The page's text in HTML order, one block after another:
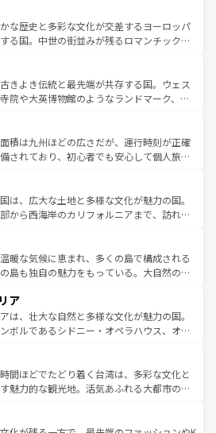
って風土や気候が異なるスペインはその個
性で訪れる人を魅了する。 なお、新着のスペイン情報は コ
を参照してほしい。
が詰まっている。華麗な宮殿、歴史的な大
ーチ、そして豊かな自然が、訪れる者を心
また、フランスは美食の国としても知ら
ンの発祥地であるランス、プロヴァンスの
ダー畑など、多彩な楽しみ方が可能だ。さ
の地域にも魅力が溢れており、どの街角に
運ぶとそれぞれで全く異なる文化を体験で
きるだろう。 なお、新着のフランス情報はコンテンツ一覧
い。
な歴史と多彩な文化が交差するヨーロッパ
る国。中世の街並みが残るロマンチック街
は、どこを歩いても飽きることがない。ベ
活気、バイエルン州のアルプスの絶景、そ
いのワイン畑といった風景は必見。ビール
はぜひ体験してほしい。 なお、新着の
コンテンツ一覧を参照してほしい。
きよき伝統と最先端が共存する国。ウェス
院や大英博物館のようなランドマーク、歴
る魅力がある。また、優雅なアフタヌーン
好きにはたまらない英国パブ、サッカー観
からこそできる体験も豊富。イギリスを旅
してほしい。
積は九州ほどの広さだが、運行時刻が正確
されており、初心者でも安心して個人旅行
ま残る町や、スイスならではのユニークな
アルプス観光だけでなく町歩きも満喫する
国民の所得が高いため物価も高いが、旅行
で観光を楽しむこともできる。 なお、新
はコンテンツ一覧 を参照してほしい。
は、広大な土地と多様な文化が魅力の国。
から西海岸のカリフォルニアまで、訪れる
市は、観光、ショッピング、エンターテイ
った刺激的なスポットだ。一方、アメリカ
が広がり、グランドキャニオンやイエロー
リンズでは、音楽と美食が融合した独特の
行者はアメリカの各地域で異なる魅力を楽
の多様性と豊かな歴史を感じることができ
タイルだ。 なお、新着のアメリカ
ツ一覧を参照してほしい。
暖な気候に恵まれ、多くの島で構成される
島も独自の魅力をもっている。大自然の神
ない。また、定番の観光地といえばオアフ
自然を求めるならマウイ島やカウアイ島が
ラルドグリーンに輝く海をはじめ、豊かな
の心で訪れる人々を迎えてくれるハワイの
ローカルフードやハワイアンミュージッ
ラダンスなど、すべてがハワイの魅力を彩
しい。 なお、新着のハワイ情報
覧を参照してほしい。
ア
は、壮大な自然と多様な文化が魅力の国。
ボルであるシドニー・オペラハウス、オー
陸中央部にそびえるウルル（エアーズロッ
アの美しい原生林やケアンズの熱帯雨林な
たくさん。また、カフェやワイン、オージ
ビティも充実しており、サーフィンやダイ
ングなど、アウトドア好きにはたまらな
間ほどでたどり着く台湾は、多彩な文化と
魅力的な観光地。活気あふれる大都市の台
山岳地帯である台湾東部など、都市の喧騒